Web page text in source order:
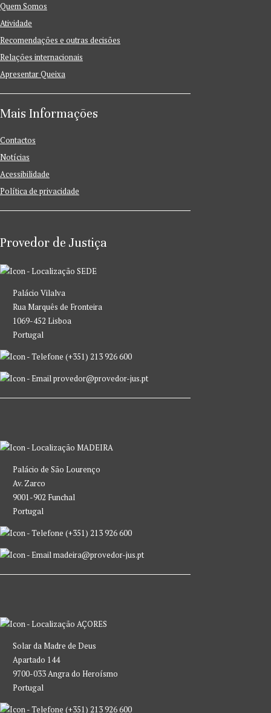
Quem Somos
Atividade
Recomendações e outras decisões
Relações internacionais
Apresentar Queixa
Mais Informações
Contactos
Notícias
Acessibilidade
Política de privacidade
Provedor de Justiça
SEDE
Palácio Vilalva
Rua Marquês de Fronteira
1069-452 Lisboa
Portugal
(+351) 213 926 600
provedor@provedor-jus.pt
MADEIRA
Palácio de São Lourenço
Av. Zarco
9001-902 Funchal
Portugal
(+351) 213 926 600
madeira@provedor-jus.pt
AÇORES
Solar da Madre de Deus
Apartado 144
9700-033 Angra do Heroísmo
Portugal
(+351) 213 926 600